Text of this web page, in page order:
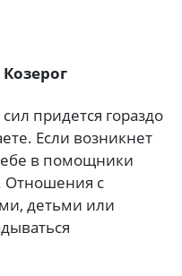
придется гораздо
Если возникнет
в помощники
Отношения с
детьми или